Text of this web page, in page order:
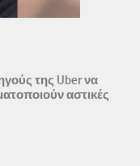
της Uber να
αστικές